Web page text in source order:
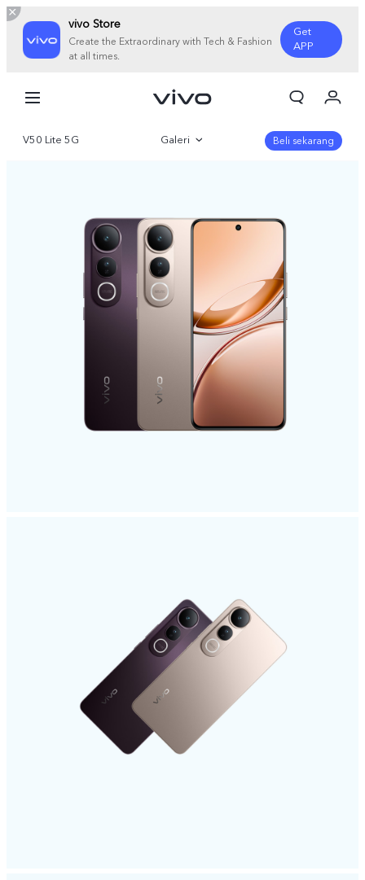
vivo Store
Create the Extraordinary with Tech & Fashion
at all times.
Get
APP
Keranjang
Masuk/Daftar
V50 Lite 5G Galeri
Parameter
Beli sekarang